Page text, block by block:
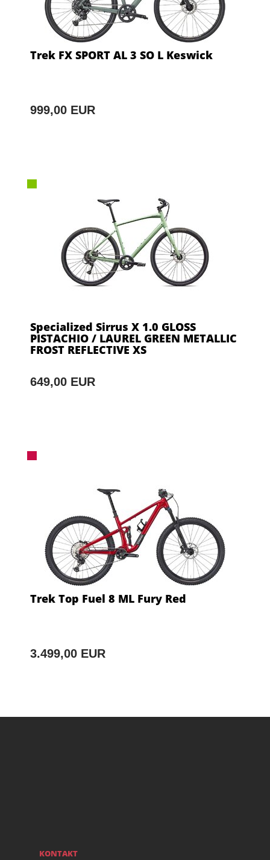
Trek FX SPORT AL 3 SO L Keswick
999,00 EUR
Specialized Sirrus X 1.0 GLOSS
PISTACHIO / LAUREL GREEN METALLIC
FROST REFLECTIVE XS
649,00 EUR
Trek Top Fuel 8 ML Fury Red
3.499,00 EUR
KONTAKT